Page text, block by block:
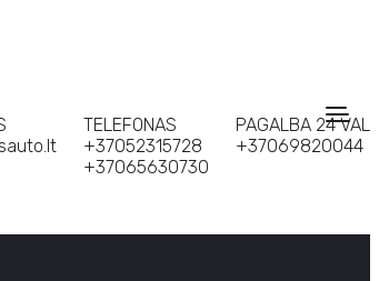
TELEFONAS
+37052315728
+37065630730
PAGALBA 24 VAL
+37069820044